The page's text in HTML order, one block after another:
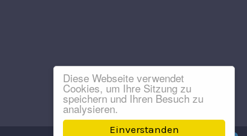
Einverstanden
Diese Webseite verwendet
Cookies, um Ihre Sitzung zu
speichern und Ihren Besuch zu
analysieren.